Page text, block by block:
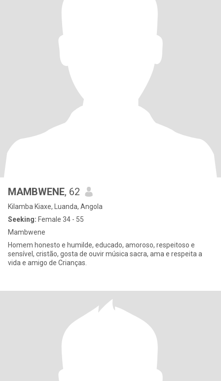
MAMBWENE, 62
Kilamba Kiaxe, Luanda, Angola
Seeking: Female 34 - 55
Mambwene
Homem honesto e humilde, educado, amoroso, respeitoso e
sensível, cristão, gosta de ouvir música sacra, ama e respeita a
vida e amigo de Crianças.